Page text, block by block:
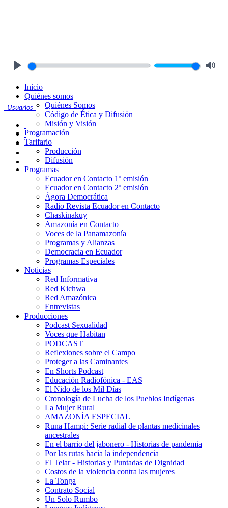
Usuarios
Inicio
Quiénes somos
Quiénes Somos
Código de Ética y Difusión
Misión y Visión
Programación
Tarifario
Producción
Difusión
Programas
Ecuador en Contacto 1º emisión
Ecuador en Contacto 2º emisión
Ágora Democrática
Radio Revista Ecuador en Contacto
Chaskinakuy
Amazonía en Contacto
Voces de la Panamazonía
Programas y Alianzas
Democracia en Ecuador
Programas Especiales
Noticias
Red Informativa
Red Kichwa
Red Amazónica
Entrevistas
Producciones
Podcast Sexualidad
Voces que Habitan
PODCAST
Reflexiones sobre el Campo
Proteger a las Caminantes
En Shorts Podcast
Educación Radiofónica - EAS
El Nido de los Mil Días
Cronología de Lucha de los Pueblos Indígenas
La Mujer Rural
AMAZONÍA ESPECIAL
Runa Hampi: Serie radial de plantas medicinales
ancestrales
En el barrio del jabonero - Historias de pandemia
Por las rutas hacia la independencia
El Telar - Historias y Puntadas de Dignidad
Costos de la violencia contra las mujeres
La Tonga
Contrato Social
Un Solo Rumbo